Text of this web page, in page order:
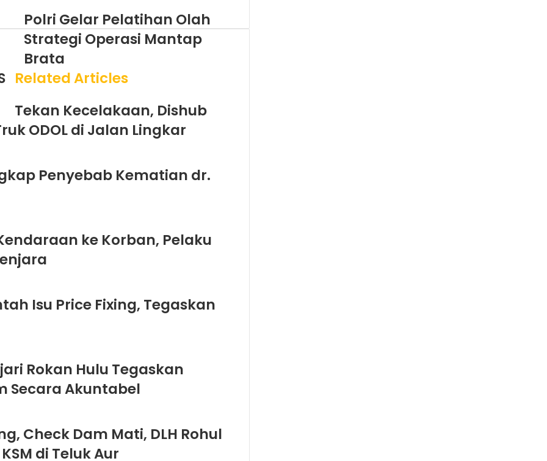
Polri Gelar Pelatihan Olah
Strategi Operasi Mantap
Brata
Related Articles
Tekan Kecelakaan, Dishub
ODOL di Jalan Lingkar
Penyebab Kematian dr.
ke Korban, Pelaku
Isu Price Fixing, Tegaskan
Rokan Hulu Tegaskan
Secara Akuntabel
Check Dam Mati, DLH Rohul
di Teluk Aur